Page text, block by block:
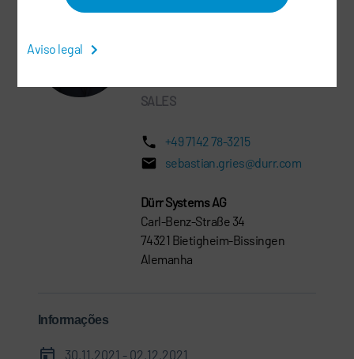
Aviso legal
SALES
+49 7142 78-3215
sebastian.gries@durr.com
Dürr Systems AG
Carl-Benz-Straße 34
74321 Bietigheim-Bissingen
Alemanha
Informações
30.11.2021 - 02.12.2021